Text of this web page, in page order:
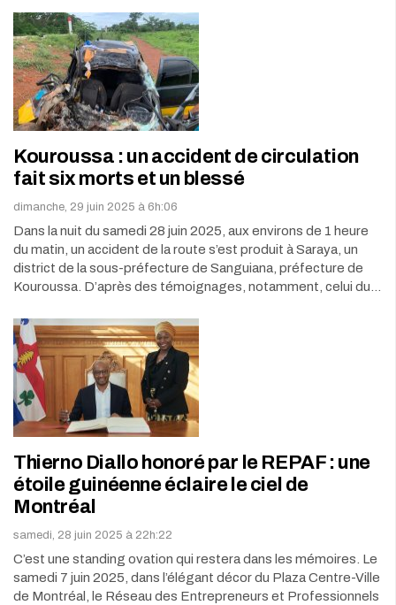
Kouroussa : un accident de circulation
fait six morts et un blessé
dimanche, 29 juin 2025 à 6h:06
Dans la nuit du samedi 28 juin 2025, aux environs de 1 heure
du matin, un accident de la route s’est produit à Saraya, un
district de la sous-préfecture de Sanguiana, préfecture de
Kouroussa. D’après des témoignages, notamment, celui du…
Thierno Diallo honoré par le REPAF : une
étoile guinéenne éclaire le ciel de
Montréal
samedi, 28 juin 2025 à 22h:22
C’est une standing ovation qui restera dans les mémoires. Le
samedi 7 juin 2025, dans l’élégant décor du Plaza Centre-Ville
de Montréal, le Réseau des Entrepreneurs et Professionnels